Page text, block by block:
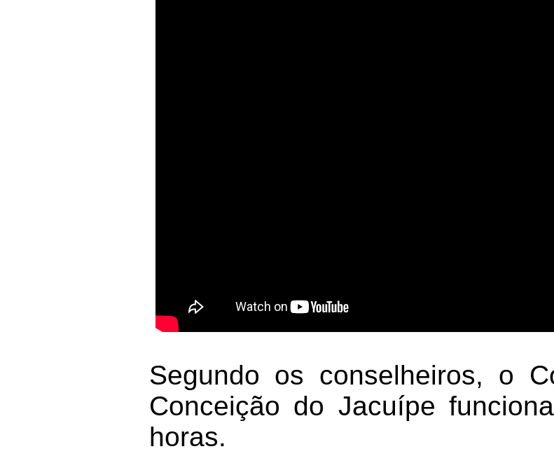
Segundo os conselheiros, o
Conceição do Jacuípe
horas.